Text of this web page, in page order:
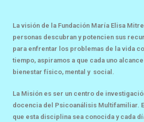
La visión de la Fundación María Elisa
personas descubran y potencien sus
para enfrentar los problemas de la vida
tiempo, aspiramos a que cada uno
bienestar físico, mental y social.
La Misión es ser un centro de
docencia del Psicoanálisis Multifamiliar.
que esta disciplina sea conocida y cada